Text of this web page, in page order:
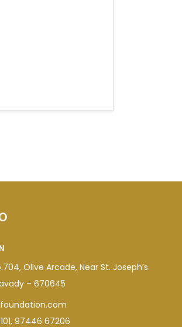
Olive Arcade, Near St. Joseph’s
– 670645
97446 67206